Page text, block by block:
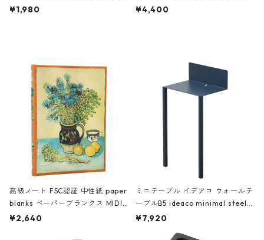
ch 3532 ルートート WR.ポーチ.ラ
¥1,980
AKU Timeless 100パーセント ス
¥4,400
高級ノート FSC認証 中性紙 paper
blanks ペーパーブランクス MIDI
ハードカバー 罫線 ヴァン・ゴッホ
¥2,640
ミニテーブル イデアコ ウォールテ
ーブルB5 ideaco minimal steel f
urniture WALL Table B5 ネイビー
¥7,920